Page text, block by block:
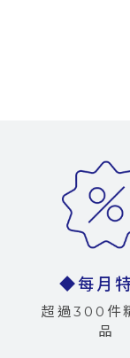
◆每月
超過300件
品